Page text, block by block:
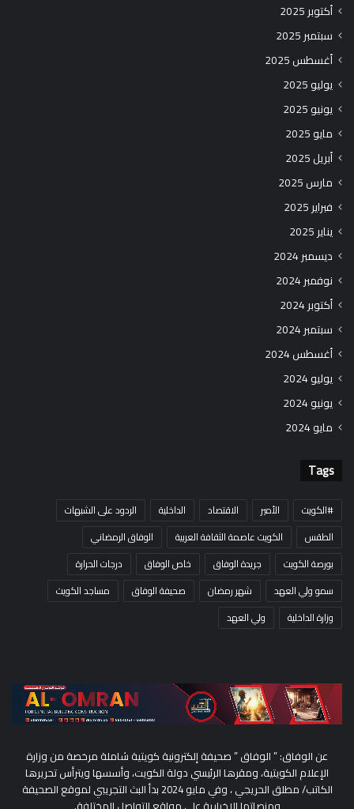
أكتوبر 2025
سبتمبر 2025
أغسطس 2025
يوليو 2025
يونيو 2025
مايو 2025
أبريل 2025
مارس 2025
فبراير 2025
يناير 2025
ديسمبر 2024
نوفمبر 2024
أكتوبر 2024
سبتمبر 2024
أغسطس 2024
يوليو 2024
يونيو 2024
مايو 2024
Tags
#الكويت الأمير الاقتصاد الداخلية
الردود على الشبهات
الطقس
الكويت عاصمة الثقافة العربية
الوفاق الرمضاني
بورصة الكويت
جريدة الوفاق خاص الوفاق
درجات الحرارة
سمو ولي العهد
شهر رمضان صحيفة الوفاق
مساجد الكويت
وزارة الداخلية
ولي العهد
عن الوفاق: ” الوفاق ” صحيفة إلكترونية كويتية شاملة مرخصة من وزارة
الإعلام الكويتية، ومقرها الرئيسي دولة الكويت، وأسسها ويترأس تحريرها
الكاتب/ مطلق الحريجي ، وفي مايو 2024 بدأ البث التجريبي لموقع الصحيفة